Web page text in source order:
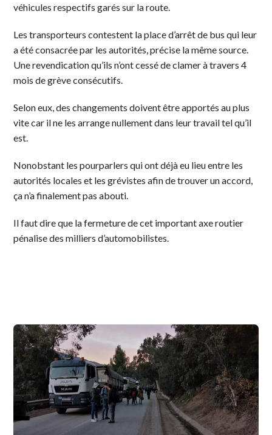
véhicules respectifs garés sur la route.
Les transporteurs contestent la place d’arrêt de bus qui leur
a été consacrée par les autorités, précise la même source.
Une revendication qu’ils n’ont cessé de clamer à travers 4
mois de grève consécutifs.
Selon eux, des changements doivent être apportés au plus
vite car il ne les arrange nullement dans leur travail tel qu’il
est.
Nonobstant les pourparlers qui ont déjà eu lieu entre les
autorités locales et les grévistes afin de trouver un accord,
ça n’a finalement pas abouti.
Il faut dire que la fermeture de cet important axe routier
pénalise des milliers d’automobilistes.